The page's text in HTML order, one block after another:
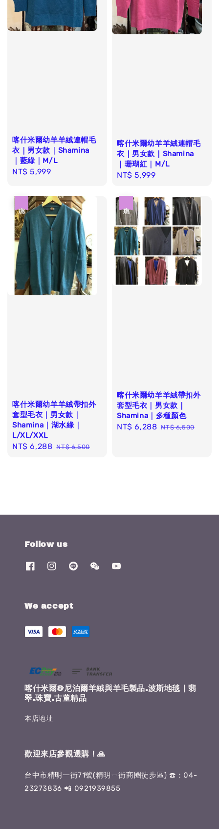
喀什米爾幼羊羊絨連帽毛
衣｜男女款｜Shamina
｜藍綠｜M/L
Regular
NT$ 5,999
喀什米爾幼羊羊絨連帽毛
衣｜男女款｜Shamina
｜珊瑚紅｜M/L
Regular
NT$ 5,999
喀什米爾幼羊羊絨帶扣外
套型毛衣｜男女款｜
Shamina｜湖水綠｜
L/XL/XXL
Sale
NT$ 6,288 Regular
NT$ 6,500
喀什米爾幼羊羊絨帶扣外
套型毛衣｜男女款｜
Shamina｜多種顏色
Sale
NT$ 6,288 Regular
NT$ 6,500
Follow us
We accept
喀什米爾&尼泊爾羊絨與羊毛製品.波斯地毯 | 翡
翠.珠寶.古董精品
本店地址
歡迎來店參觀選購！🙏
台中市精明一街71號(精明ㄧ街商圈徒步區) ☎️：04-
23273836 📲 0921939855